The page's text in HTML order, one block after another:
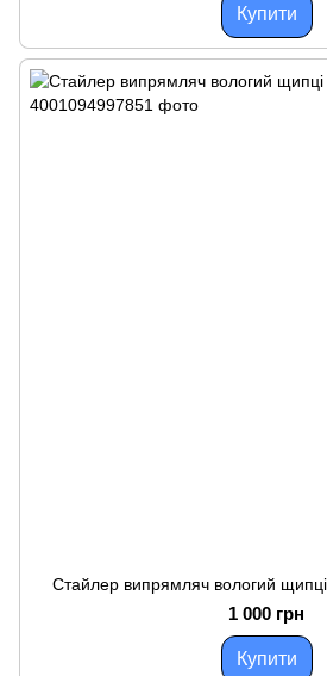
Купити
Стайлер випрямляч вологий
1 000 грн
Купити